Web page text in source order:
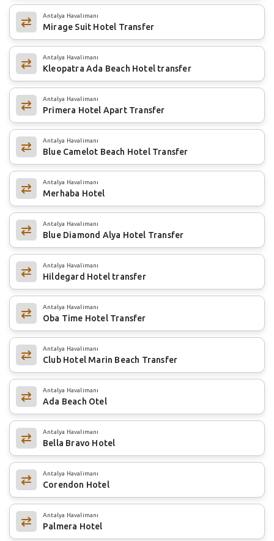
Antalya Havalimanı
Mirage Suit Hotel Transfer
Antalya Havalimanı
Kleopatra Ada Beach Hotel transfer
Antalya Havalimanı
Primera Hotel Apart Transfer
Antalya Havalimanı
Blue Camelot Beach Hotel Transfer
Antalya Havalimanı
Merhaba Hotel
Antalya Havalimanı
Blue Diamond Alya Hotel Transfer
Antalya Havalimanı
Hildegard Hotel transfer
Antalya Havalimanı
Oba Time Hotel Transfer
Antalya Havalimanı
Club Hotel Marin Beach Transfer
Antalya Havalimanı
Ada Beach Otel
Antalya Havalimanı
Bella Bravo Hotel
Antalya Havalimanı
Corendon Hotel
Antalya Havalimanı
Palmera Hotel